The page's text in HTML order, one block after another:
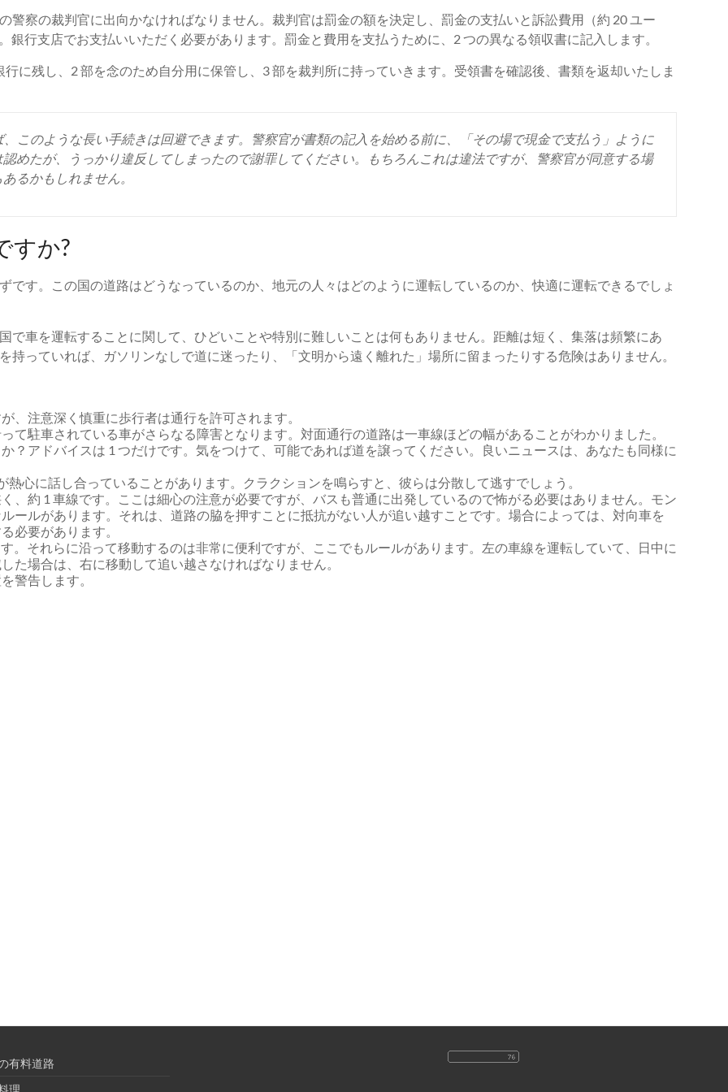
警察の裁判官に出向かなければなりません。裁判官は罰金の額を決定し、罰金の支払いと訴訟費用（約 20 ユー
行支店でお支払いいただく必要があります。罰金と費用を支払うために、2 つの異なる領収書に記入します。
に残し、2 部を念のため自分用に保管し、3 部を裁判所に持っていきます。受領書を確認後、書類を返却いたしま
このような長い手続きは回避できます。警察官が書類の記入を始める前に、「その場で現金で支払う」ように
めたが、うっかり違反してしまったので謝罪してください。もちろんこれは違法ですが、警察官が同意する場
るかもしれません。
すか?
です。この国の道路はどうなっているのか、地元の人々はどのように運転しているのか、快適に運転できるでしょ
で車を運転することに関して、ひどいことや特別に難しいことは何もありません。距離は短く、集落は頻繁にあ
っていれば、ガソリンなしで道に迷ったり、「文明から遠く離れた」場所に留まったりする危険はありません。
、注意深く慎重に歩行者は通行を許可されます。
て駐車されている車がさらなる障害となります。対面通行の道路は一車線ほどの幅があることがわかりました。
？アドバイスは 1 つだけです。気をつけて、可能であれば道を譲ってください。良いニュースは、あなたも同様に
心に話し合っていることがあります。クラクションを鳴らすと、彼らは分散して逃すでしょう。
、約 1 車線です。ここは細心の注意が必要ですが、バスも普通に出発しているので怖がる必要はありません。モン
ールがあります。それは、道路の脇を押すことに抵抗がない人が追い越すことです。場合によっては、対向車を
必要があります。
。それらに沿って移動するのは非常に便利ですが、ここでもルールがあります。左の車線を運転していて、日中に
た場合は、右に移動して追い越さなければなりません。
警告します。
有料道路
理